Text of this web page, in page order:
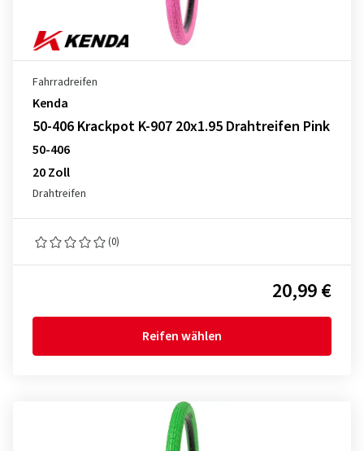
Fahrradreifen
Kenda
50-406 Krackpot K-907 20x1.95 Drahtreifen Pink
50-406
20 Zoll
Drahtreifen
(0)
20,99 €
Reifen wählen